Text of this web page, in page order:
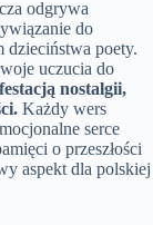
odgrywa
do
dzieciństwa poety.
uczucia do
nostalgii,
Każdy wers
serce
o przeszłości
aspekt dla polskiej